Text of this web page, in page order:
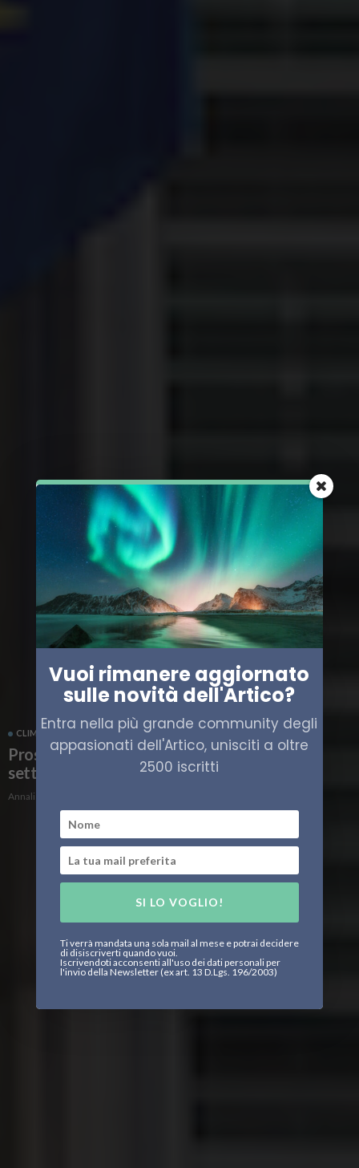
CLIMA PROSPETTIVA BRUXELLES
Prospettiva Bruxelles, gli appuntamenti della
settimana
Annalisa Gozzi
Vuoi rimanere aggiornato
sulle novità dell'Artico?
Entra nella più grande community degli
appasionati dell'Artico, unisciti a oltre
2500 iscritti
SI LO VOGLIO!
Ti verrà mandata una sola mail al mese e potrai decidere
di disiscriverti quando vuoi.
Iscrivendoti acconsenti all'uso dei dati personali per
l'invio della Newsletter (ex art. 13 D.Lgs. 196/2003)